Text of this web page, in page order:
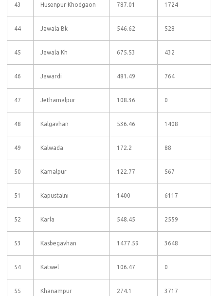
43 Husenpur Khodgaon 787.01 1724
44 Jawala Bk 546.62 528
45 Jawala Kh 675.53 432
46 Jawardi 481.49 764
47 Jethamalpur 108.36 0
48 Kalgavhan 536.46 1408
49 Kalwada 172.2 88
50 Kamalpur 122.77 567
51 Kapustalni 1400 6117
52 Karla 548.45 2559
53 Kasbegavhan 1477.59 3648
54 Katwel 106.47 0
55 Khanampur 274.1 3717